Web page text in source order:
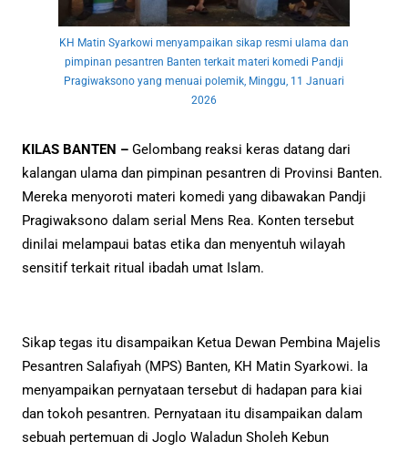
KH Matin Syarkowi menyampaikan sikap resmi ulama dan
pimpinan pesantren Banten terkait materi komedi Pandji
Pragiwaksono yang menuai polemik, Minggu, 11 Januari
2026
KILAS BANTEN – Gelombang reaksi keras datang dari
kalangan ulama dan pimpinan pesantren di Provinsi Banten.
Mereka menyoroti materi komedi yang dibawakan Pandji
Pragiwaksono dalam serial Mens Rea. Konten tersebut
dinilai melampaui batas etika dan menyentuh wilayah
sensitif terkait ritual ibadah umat Islam.
Sikap tegas itu disampaikan Ketua Dewan Pembina Majelis
Pesantren Salafiyah (MPS) Banten, KH Matin Syarkowi. Ia
menyampaikan pernyataan tersebut di hadapan para kiai
dan tokoh pesantren. Pernyataan itu disampaikan dalam
sebuah pertemuan di Joglo Waladun Sholeh Kebun